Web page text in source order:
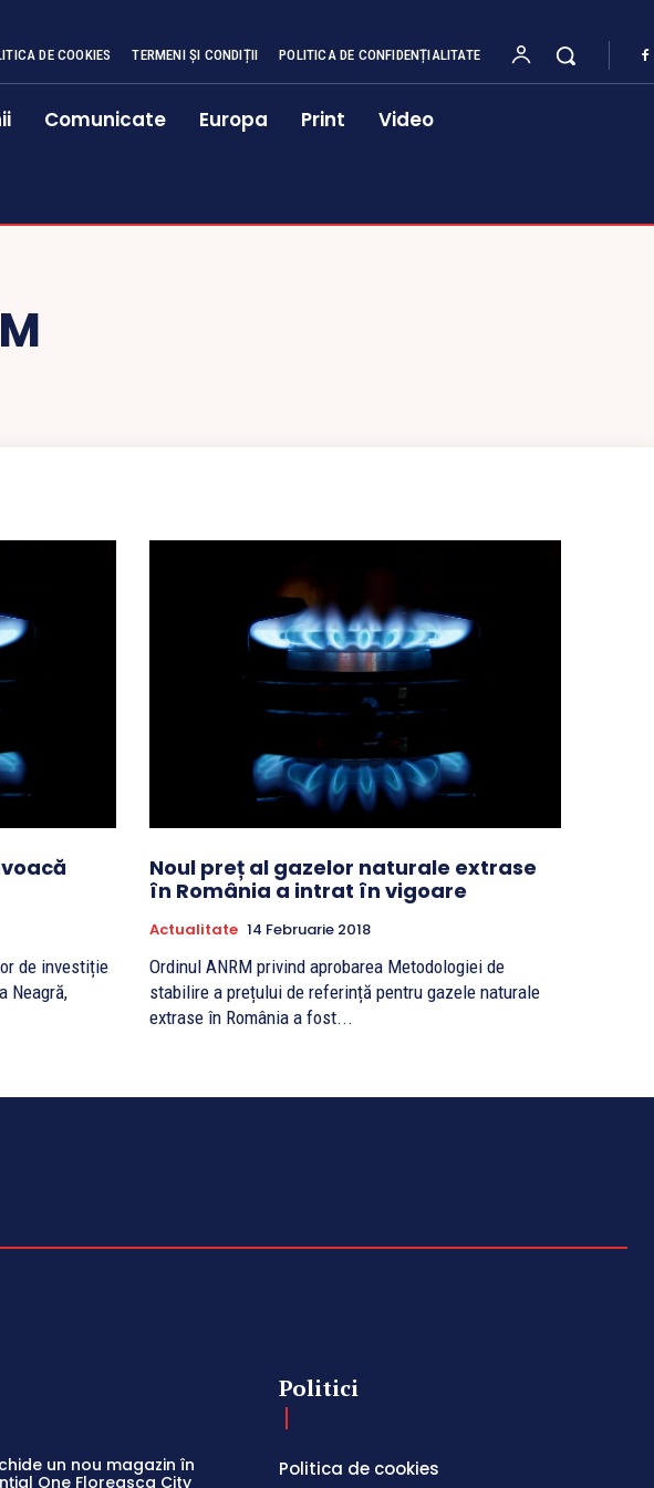
DE COOKIES TERMENI ȘI CONDIȚII POLITICA DE CONFIDENȚIALITATE
Comunicate Europa Print Video
de investiție
Neagră,
Noul preț al gazelor naturale extrase
în România a intrat în vigoare
Actualitate 14 Februarie 2018
Ordinul ANRM privind aprobarea Metodologiei de
stabilire a prețului de referință pentru gazele naturale
extrase în România a fost...
un nou magazin în
One Floreasca City
Politici
Politica de cookies